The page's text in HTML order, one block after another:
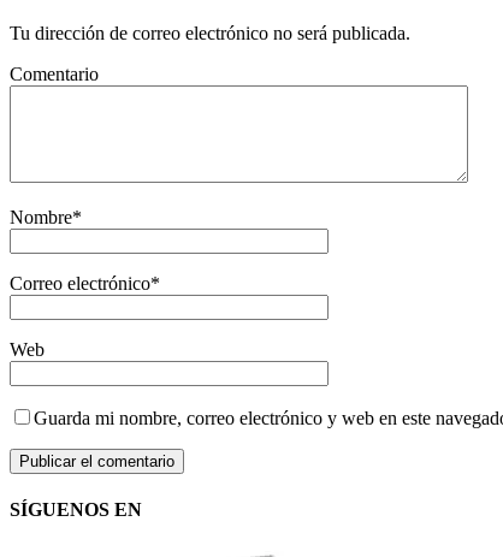
Tu dirección de correo electrónico no será publicada.
Comentario
Nombre*
Correo electrónico*
Web
Guarda mi nombre, correo electrónico y web en este
SÍGUENOS EN